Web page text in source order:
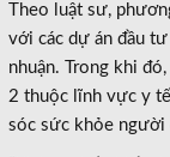
Theo luật sư,
với các dự án đầu
nhuận. Trong khi
2 thuộc lĩnh vực y
sóc sức khỏe người